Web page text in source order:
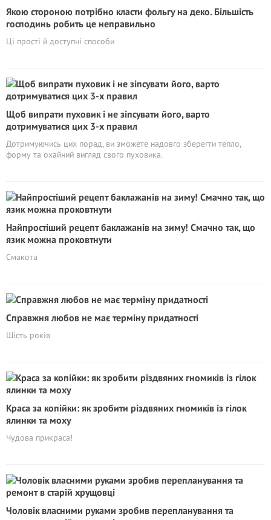
Якою стороною потрібно класти фольгу на деко. Більшість
господинь робить це неправильно
Ці прості й доступні способи
Щоб випрати пуховик і не зіпсувати його, варто
дотримуватися цих 3-х правил
Дотримуючись цих порад, ви зможете надовго зберегти тепло,
форму та охайний вигляд свого пуховика.
Найпростіший рецепт баклажанів на зиму! Смачно так, що
язик можна проковтнути
Смакота
Справжня любов не має терміну придатності
Шість років
Краса за копійки: як зробити різдвяних гномиків із гілок
ялинки та моху
Чудова прикраса!
Чоловік власними руками зробив перепланування та